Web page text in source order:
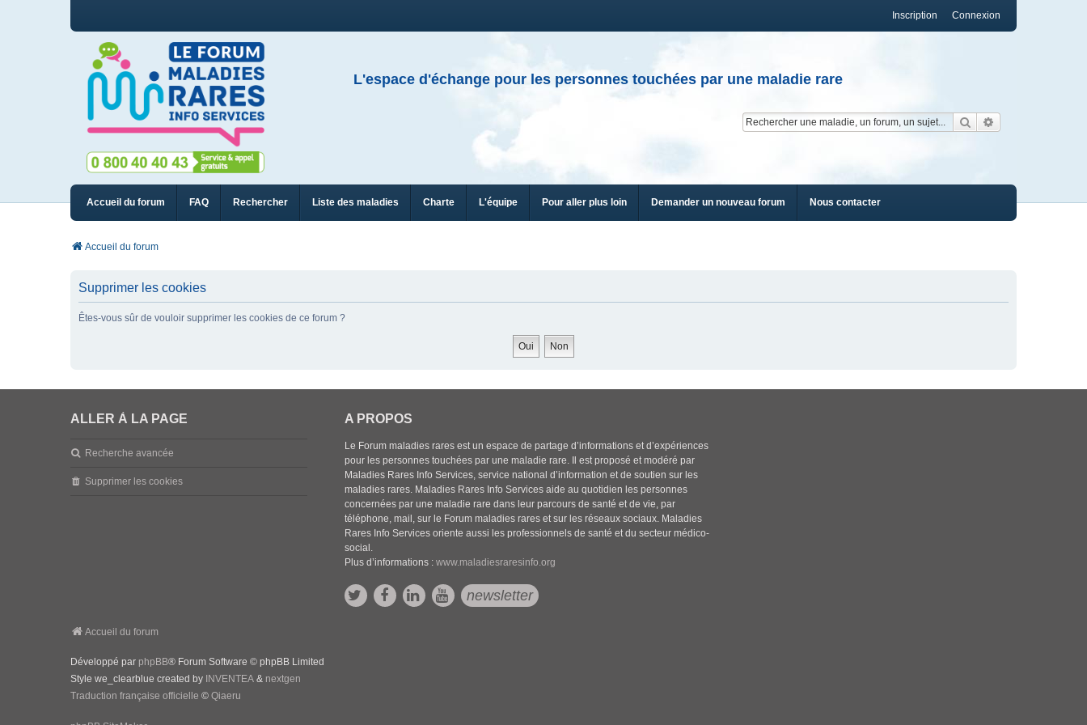
Connexion
Inscription
L'espace d'échange pour les personnes touchées par une maladie rare
Rechercher
Accueil du forum FAQ Rechercher Liste des maladies Charte L'équipe Pour aller plus loin Demander un nouveau forum Nous contacter
Accueil du forum
Supprimer les cookies
Êtes-vous sûr de vouloir supprimer les cookies de ce forum ?
ALLER À LA PAGE
Recherche avancée
Supprimer les cookies
A PROPOS
Le Forum maladies rares est un espace de partage d’informations et d’expériences
pour les personnes touchées par une maladie rare. Il est proposé et modéré par
Maladies Rares Info Services, service national d’information et de soutien sur les
maladies rares. Maladies Rares Info Services aide au quotidien les personnes
concernées par une maladie rare dans leur parcours de santé et de vie, par
téléphone, mail, sur le Forum maladies rares et sur les réseaux sociaux. Maladies
Rares Info Services oriente aussi les professionnels de santé et du secteur médico-
social.
Plus d’informations :www.maladiesraresinfo.org
newsletter
Accueil du forum
Développé par phpBB® Forum Software © phpBB Limited
Style we_clearblue created by INVENTEA & nextgen
Traduction française officielle © Qiaeru